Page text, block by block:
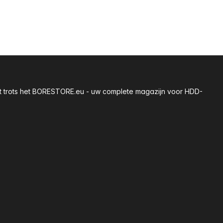
het BORESTORE.eu - uw complete magazijn voor HDD-